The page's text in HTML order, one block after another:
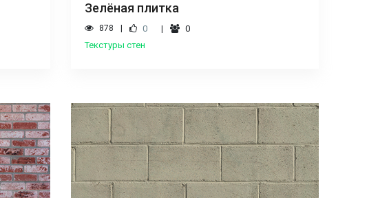
Зелёная плитка
878 0
0
Текстуры стен